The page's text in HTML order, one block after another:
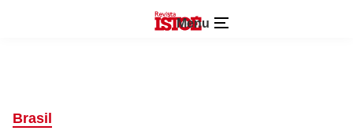
Menu
Brasil